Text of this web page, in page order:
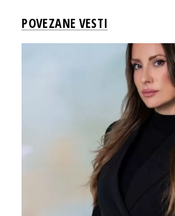
POVEZANE VESTI